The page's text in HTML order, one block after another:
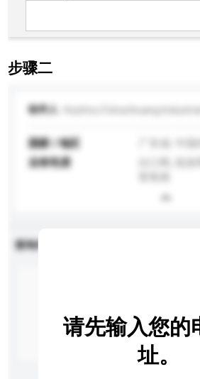
步骤二
收件人
国家 / 地区
业务性质
查询内容
请先输入您的
址。